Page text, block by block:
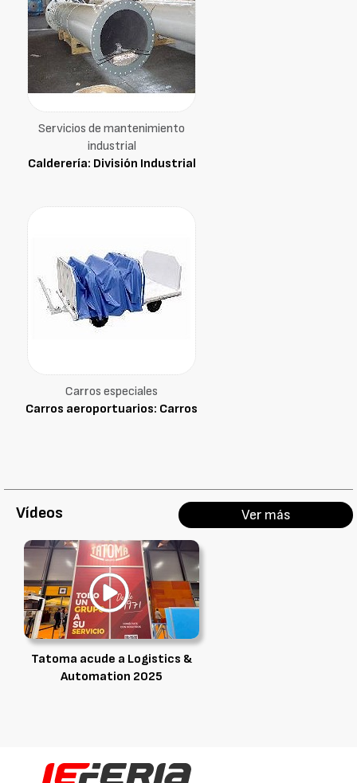
Servicios de mantenimiento
industrial
Calderería: División Industrial
Carros especiales
Carros aeroportuarios: Carros
Vídeos Ver más
Tatoma acude a Logistics &
Automation 2025